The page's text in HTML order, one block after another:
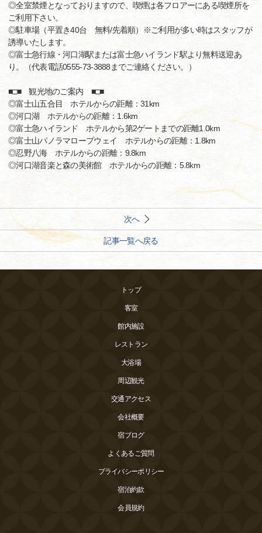
◎全室禁煙となっておりますので、喫煙は各フロアーにある喫煙所を
ご利用下さい。
◎駐車場（平置き40台 無料/先着順）※ご利用が多い時はスタッフが
誘導いたします。
◎富士急行線・河口湖駅または富士急ハイランド駅より無料送迎あ
り。（代表電話0555-73-3888までご連絡ください。）
■□■ 観光地のご案内 ■□■
◎富士山五合目 ホテルからの距離：31km
◎河口湖 ホテルからの距離：1.6km
◎富士急ハイランド ホテルから第2ゲートまでの距離1.0km
◎富士山パノラマロープウェイ ホテルからの距離：1.8km
◎忍野八海 ホテルからの距離：9.8km
◎河口湖音楽と森の美術館 ホテルからの距離：5.8km
次へ
記事一覧へ戻る
トップ
客室
館内施設
レストラン
大浴場
周辺観光
交通アクセス
会社概要
宿ブログ
よくあるご質問
プライバシーポリシー
宿泊約款
会員規約